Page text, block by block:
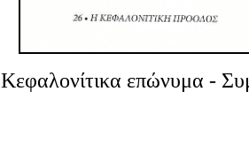
Κεφαλονίτικα επώνυμα -